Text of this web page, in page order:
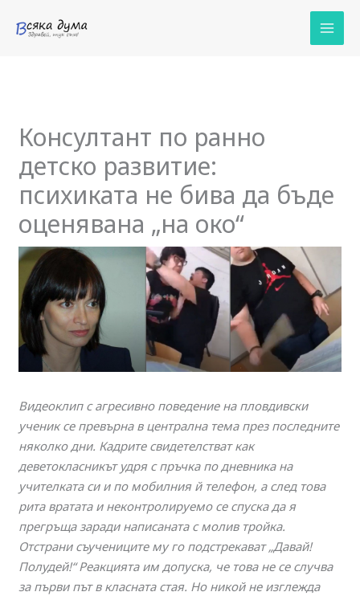
Консултант по ранно
детско развитие:
психиката не бива да бъде
оценявана „на око“
Видеоклип с агресивно поведение на пловдивски
ученик се превърна в централна тема през последните
няколко дни. Кадрите свидетелстват как
деветокласникът удря с пръчка по дневника на
учителката си и по мобилния й телефон, а след това
рита вратата и неконтролируемо се спуска да я
прегръща заради написаната с молив тройка.
Отстрани съучениците му го подстрекават „Давай!
Полудей!“ Реакцията им допуска, че това не се случва
за първи път в класната стая. Но никой не изглежда